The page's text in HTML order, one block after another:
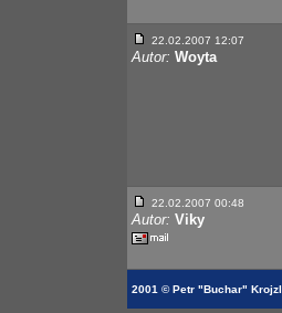
22.02.2007 12:07
Autor: Woyta
22.02.2007 00:48
Autor: Viky
2001 © Petr "Buchar" Krojzl